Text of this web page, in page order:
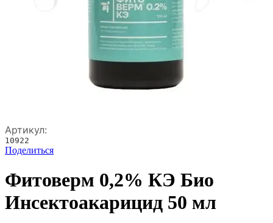
Артикул:
10922
Поделиться
Фитоверм 0,2% КЭ Био
Инсектоакарицид 50 мл